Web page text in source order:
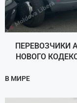
ПЕРЕВОЗЧИКИ
НОВОГО
В МИРЕ